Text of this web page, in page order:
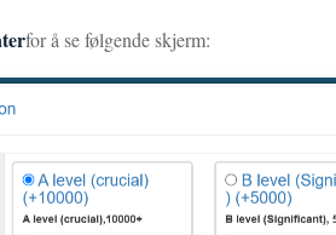
for å se følgende skjerm: